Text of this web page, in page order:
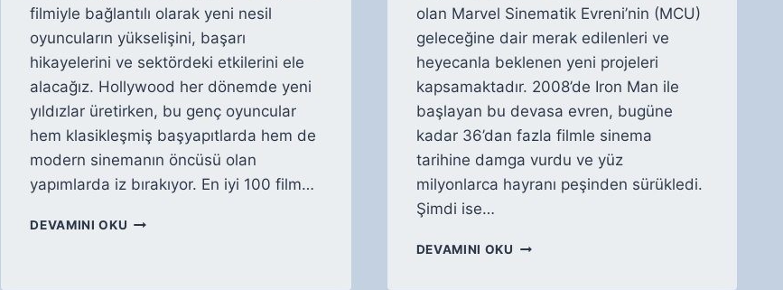
filmiyle bağlantılı olarak yeni nesil
oyuncuların yükselişini, başarı
hikayelerini ve sektördeki etkilerini ele
alacağız. Hollywood her dönemde yeni
yıldızlar üretirken, bu genç oyuncular
hem klasikleşmiş başyapıtlarda hem de
modern sinemanın öncüsü olan
yapımlarda iz bırakıyor. En iyi 100 film…
DEVAMINI OKU HOLLYWOOD’UN
olan Marvel Sinematik Evreni’nin (MCU)
geleceğine dair merak edilenleri ve
heyecanla beklenen yeni projeleri
kapsamaktadır. 2008’de Iron Man ile
başlayan bu devasa evren, bugüne
kadar 36’dan fazla filmle sinema
tarihine damga vurdu ve yüz
milyonlarca hayranı peşinden sürükledi.
Şimdi ise…
DEVAMINI OKU MARVEL